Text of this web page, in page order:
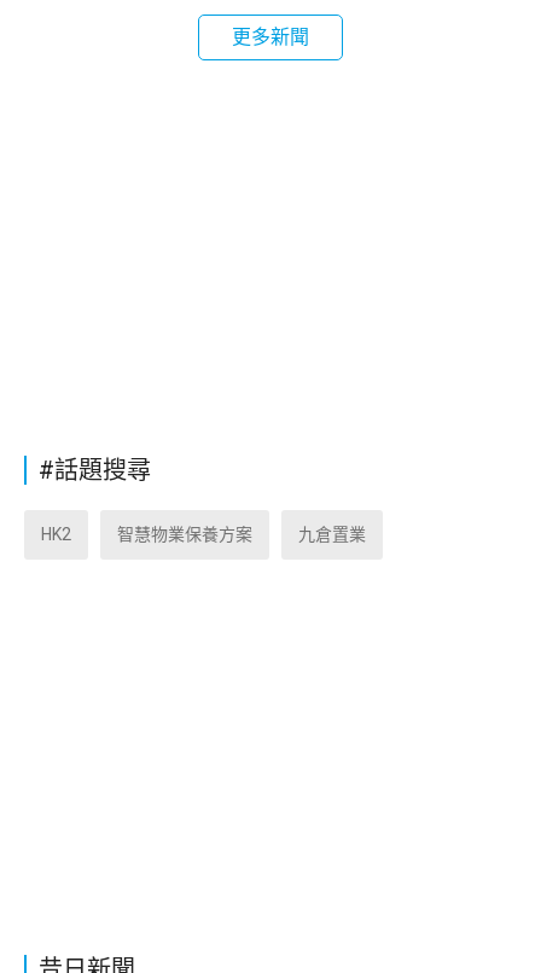
更多新聞
#話題搜尋
HK2 智慧物業保養方案 九倉置業